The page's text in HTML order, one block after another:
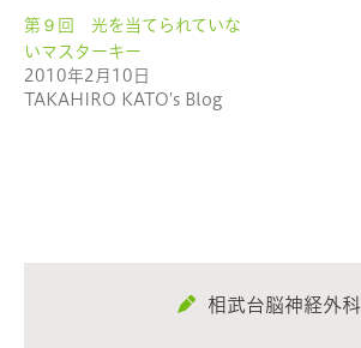
ま
す)
ウ
ィ
ド
ウ
で
開
第９回 光を当てられていな
いマスターキー
2010年2月10日
TAKAHIRO KATO's Blog
相武台脳神経外科